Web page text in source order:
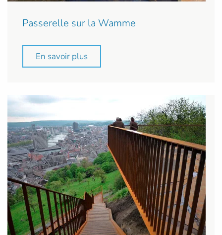
Passerelle sur la Wamme
En savoir plus